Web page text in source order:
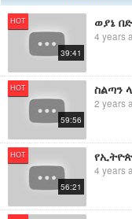
HOT
39:41
4 years
HOT
59:56
2 years
HOT
56:21
4 years